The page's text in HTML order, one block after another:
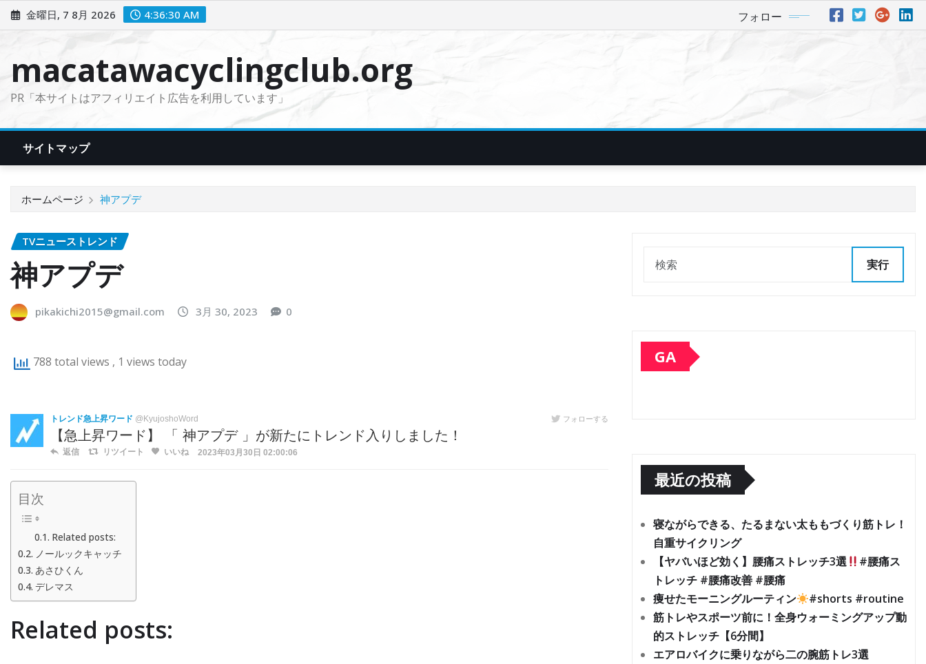
ン
金曜日, 7 8月 2026 4:36:31 AM フォロー
macatawacyclingclub.org
PR「本サイトはアフィリエイト広告を利用しています」
サイトマップ
ホームページ 神アプデ
TVニューストレンド
神アプデ
pikakichi2015@gmail.com 3月 30, 2023 0
788 total views , 1 views today
トレンド急上昇ワード @KyujoshoWord フォローする
【急上昇ワード】 「 神アプデ 」が新たにトレンド入りしました！
返信 リツイート いいね 2023年03月30日 02:00:06
目次
Related posts:
ノールックキャッチ
あさひくん
デレマス
Related posts:
実行
GA
最近の投稿
寝ながらできる、たるまない太ももづくり筋トレ！
自重サイクリング
【ヤバいほど効く】腰痛ストレッチ3選
#腰痛ス
トレッチ #腰痛改善 #腰痛
痩せたモーニングルーティン
#shorts #routine
筋トレやスポーツ前に！全身ウォーミングアップ動
的ストレッチ【6分間】
エアロバイクに乗りながら二の腕筋トレ3選